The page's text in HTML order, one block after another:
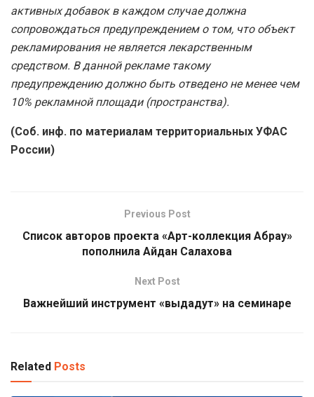
активных добавок в каждом случае должна
сопровождаться предупреждением о том, что объект
рекламирования не является лекарственным
средством. В данной рекламе такому
предупреждению должно быть отведено не менее чем
10% рекламной площади (пространства).
(Соб. инф. по материалам территориальных УФАС
России)
Previous Post
Список авторов проекта «Арт-коллекция Абрау»
пополнила Айдан Салахова
Next Post
Важнейший инструмент «выдадут» на семинаре
Related Posts